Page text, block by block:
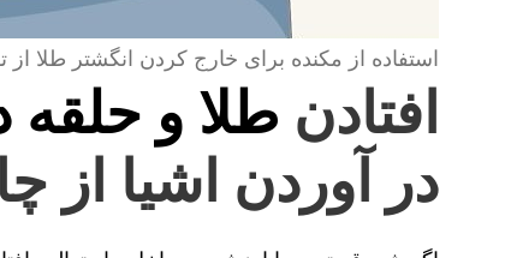
استفاده از مکنده برای خارج کردن انگشتر طلا از
افتادن طلا و حلقه
در آوردن اشیا از